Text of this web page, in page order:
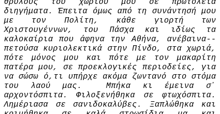
θρύλους του χωριού μου σε πρωτόλεια
διηγήματα. Έπει­τα όμως από τη συνάντησή μου
με τον Πολίτη, κάθε γιορτή των
Χριστουγέννων, του Πάσχα και ιδίως τα
καλοκαίρια που άφηνα την Αθήνα, ανέβαινα-­
πετούσα κυριολεκτικά­ στην Πίνδο, στα χωριά,
πότε μόνος μου και πότε με τον μακαρίτη
πατέρα μου, σε προεκλογικές περιοδείες, για
να σώσω ό,τι υπήρχε ακόμα ζωντανό στο στόμα
του λαού μας. Μπήκα κι έμεινα σ᾽
αρχοντόσπιτα. Φιλοξενήθηκα σε φτωχόσπιτα.
Λημέριασα σε σανιδοκαλύβες. Ξαπλώθηκα και